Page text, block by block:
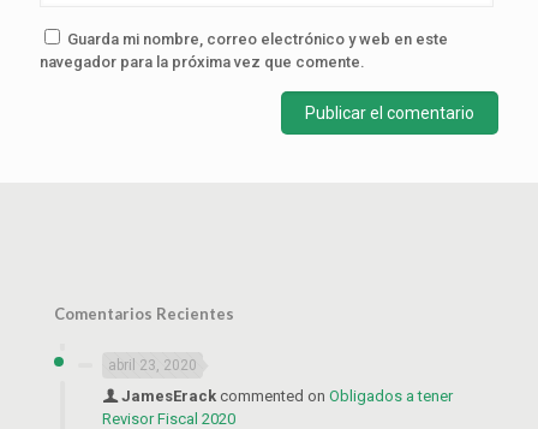
Guarda mi nombre, correo electrónico y web en este
navegador para la próxima vez que comente.
Comentarios Recientes
abril 23, 2020
JamesErack commented on Obligados a tener
Revisor Fiscal 2020